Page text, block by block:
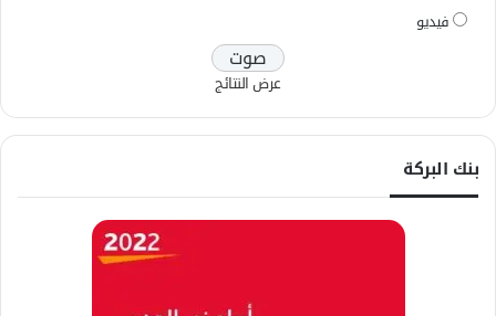
فيديو
عرض النتائج
بنك البركة